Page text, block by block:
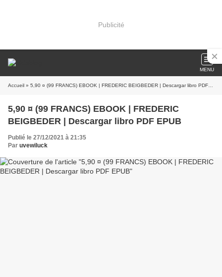
Publicité
MENU
Accueil » 5,90 ¤ (99 FRANCS) EBOOK | FREDERIC BEIGBEDER | Descargar libro PDF EPUB
5,90 ¤ (99 FRANCS) EBOOK | FREDERIC
BEIGBEDER | Descargar libro PDF EPUB
Publié le 27/12/2021 à 21:35
Par uvewiluck